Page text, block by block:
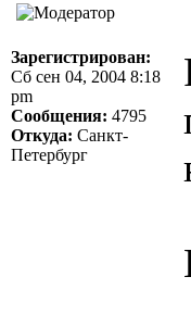
Зарегистрирован:
Сб сен 04, 2004 8:18
pm
Сообщения: 4795
Откуда: Санкт-
Петербург